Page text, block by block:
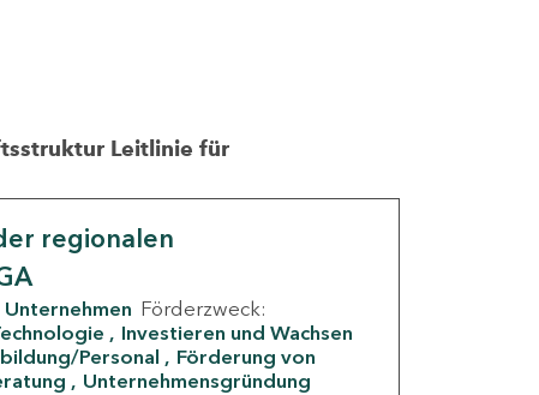
Leitlinie für
regionalen
Unternehmen Förderzweck:
Investieren und Wachsen
Personal
Förderung von
Unternehmensgründung